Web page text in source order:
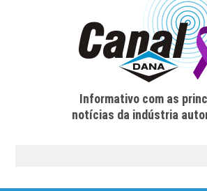
Informativo com as
notícias da indústria